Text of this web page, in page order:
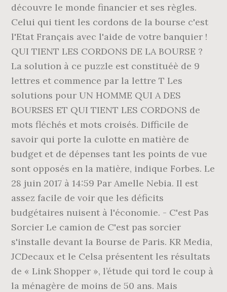
découvre le monde financier et ses règles.
Celui qui tient les cordons de la bourse c'est
l'Etat Français avec l'aide de votre banquier !
QUI TIENT LES CORDONS DE LA BOURSE ?
La solution à ce puzzle est constituéè de 9
lettres et commence par la lettre T Les
solutions pour UN HOMME QUI A DES
BOURSES ET QUI TIENT LES CORDONS de
mots fléchés et mots croisés. Difficile de
savoir qui porte la culotte en matière de
budget et de dépenses tant les points de vue
sont opposés en la matière, indique Forbes. Le
28 juin 2017 à 14:59 Par Amelle Nebia. Il est
assez facile de voir que les déficits
budgétaires nuisent à l'économie. - C'est Pas
Sorcier Le camion de C'est pas sorcier
s'installe devant la Bourse de Paris. KR Media,
JCDecaux et le Celsa présentent les résultats
de « Link Shopper », l’étude qui tord le coup à
la ménagère de moins de 50 ans. Mais